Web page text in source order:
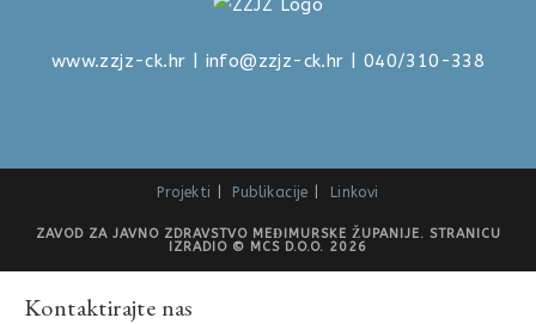
www.zzjz-ck.hr info@zzjz-ck.hr | 040/310-338
Projekti Publikacije Linkovi
ZAVOD ZA JAVNO ZDRAVSTVO MEĐIMURSKE ŽUPANIJE. STRANICU
IZRADIO © MCS D.O.O. 2026
Kontaktirajte nas